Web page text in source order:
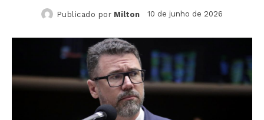
Publicado por Milton 10 de junho de 2026